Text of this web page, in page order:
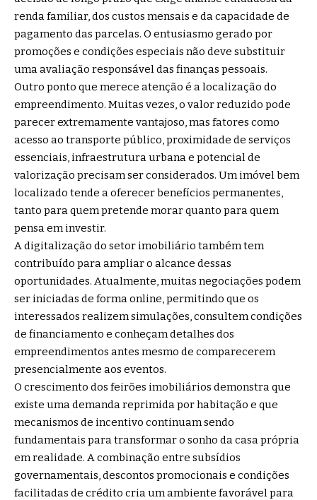
renda familiar, dos custos mensais e da capacidade de
pagamento das parcelas. O entusiasmo gerado por
promoções e condições especiais não deve substituir
uma avaliação responsável das finanças pessoais.
Outro ponto que merece atenção é a localização do
empreendimento. Muitas vezes, o valor reduzido pode
parecer extremamente vantajoso, mas fatores como
acesso ao transporte público, proximidade de serviços
essenciais, infraestrutura urbana e potencial de
valorização precisam ser considerados. Um imóvel bem
localizado tende a oferecer benefícios permanentes,
tanto para quem pretende morar quanto para quem
pensa em investir.
A digitalização do setor imobiliário também tem
contribuído para ampliar o alcance dessas
oportunidades. Atualmente, muitas negociações podem
ser iniciadas de forma online, permitindo que os
interessados realizem simulações, consultem condições
de financiamento e conheçam detalhes dos
empreendimentos antes mesmo de comparecerem
presencialmente aos eventos.
O crescimento dos feirões imobiliários demonstra que
existe uma demanda reprimida por habitação e que
mecanismos de incentivo continuam sendo
fundamentais para transformar o sonho da casa própria
em realidade. A combinação entre subsídios
governamentais, descontos promocionais e condições
facilitadas de crédito cria um ambiente favorável para